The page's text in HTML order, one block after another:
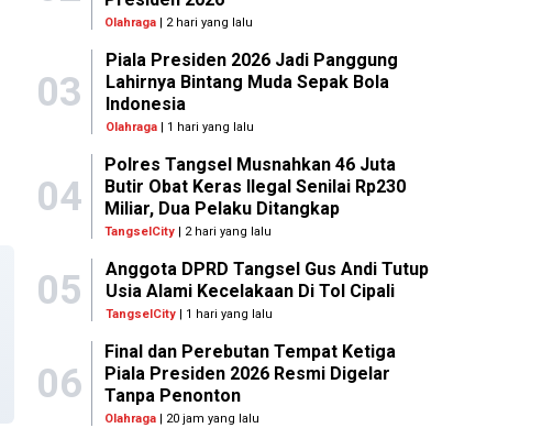
Olahraga | 2 hari yang lalu
03
Piala Presiden 2026 Jadi Panggung
Lahirnya Bintang Muda Sepak Bola
Indonesia
Olahraga| 1 hari yang lalu
04
Polres Tangsel Musnahkan 46 Juta
Butir Obat Keras Ilegal Senilai Rp230
Miliar, Dua Pelaku Ditangkap
TangselCity | 2 hari yang lalu
05
Anggota DPRD Tangsel Gus Andi Tutup
Usia Alami Kecelakaan Di Tol Cipali
TangselCity| 1 hari yang lalu
06
Final dan Perebutan Tempat Ketiga
Piala Presiden 2026 Resmi Digelar
Tanpa Penonton
Olahraga | 20 jam yang lalu